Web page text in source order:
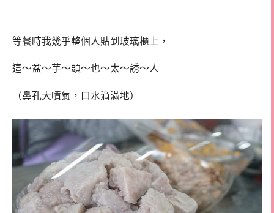
等餐時我幾乎整個人貼到玻璃櫃上，
這～盆～芋～頭～也～太～誘～人
（鼻孔大噴氣，口水滴滿地）